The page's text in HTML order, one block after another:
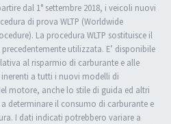
dal 1° settembre 2018, i veicoli nuovi
di prova WLTP (Worldwide
La procedura WLTP sostituisce il
utilizzata. E’ disponibile
al risparmio di carburante e alle
a tutti i nuovi modelli di
motore, anche lo stile di guida ed altri
determinare il consumo di carburante e
I dati indicati potrebbero variare a